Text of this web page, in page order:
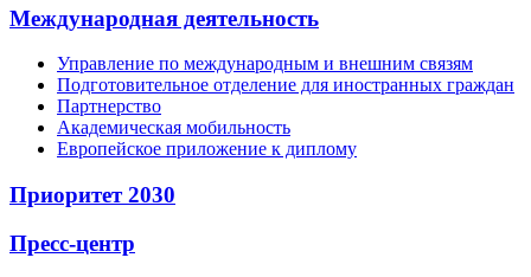
Международная деятельность
Управление по международным и внешним связям
Подготовительное отделение для иностранных граждан
Партнерство
Академическая мобильность
Европейское приложение к диплому
Приоритет 2030
Пресс-центр